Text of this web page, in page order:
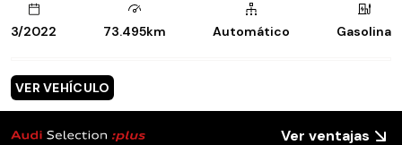
3/2022 73.495km Automático Gasolina
VER VEHÍCULO
Ver ventajas